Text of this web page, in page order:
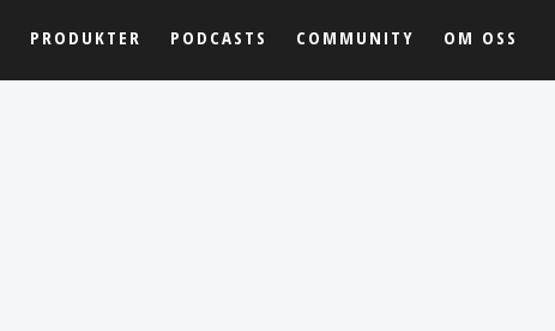
PRODUKTER PODCASTS COMMUNITY OM OSS